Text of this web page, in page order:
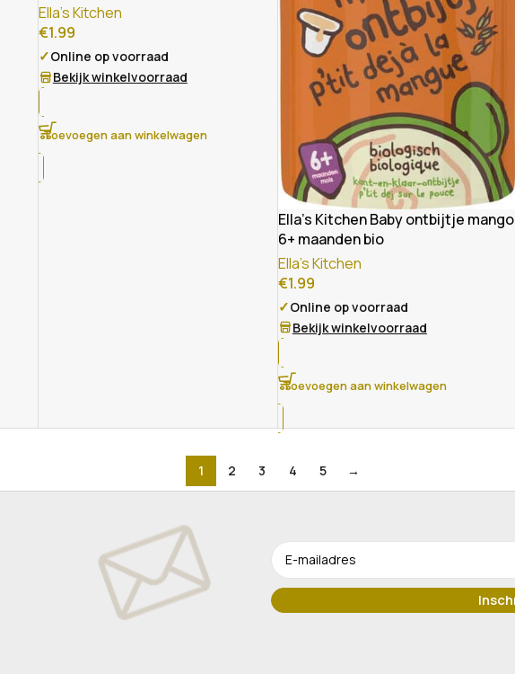
Ella's Kitchen
€1.99
✓Online op voorraad
Bekijk winkelvoorraad
Toevoegen aan winkelwagen
Ella’s Kitchen Baby ontbijtje mango
6+ maanden bio
Ella's Kitchen
€1.99
✓Online op voorraad
Bekijk winkelvoorraad
Toevoegen aan winkelwagen
1 2 3 4 5 →